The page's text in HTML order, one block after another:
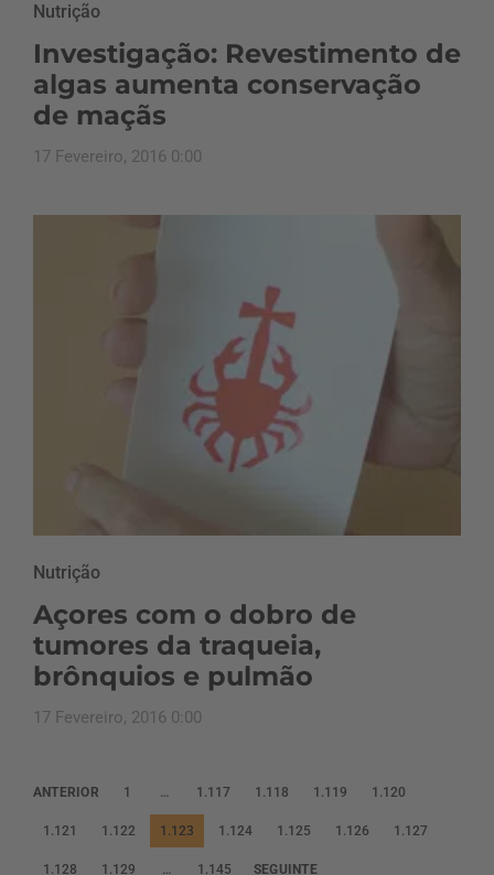
Nutrição
Investigação: Revestimento de
algas aumenta conservação
de maçãs
17 Fevereiro, 2016 0:00
Nutrição
Açores com o dobro de
tumores da traqueia,
brônquios e pulmão
17 Fevereiro, 2016 0:00
P
a
g
ANTERIOR 1 … 1.117 1.118 1.119 1.120
1.121 1.122 1.123 1.124 1.125 1.126 1.127
1.128 1.129 … 1.145 SEGUINTE